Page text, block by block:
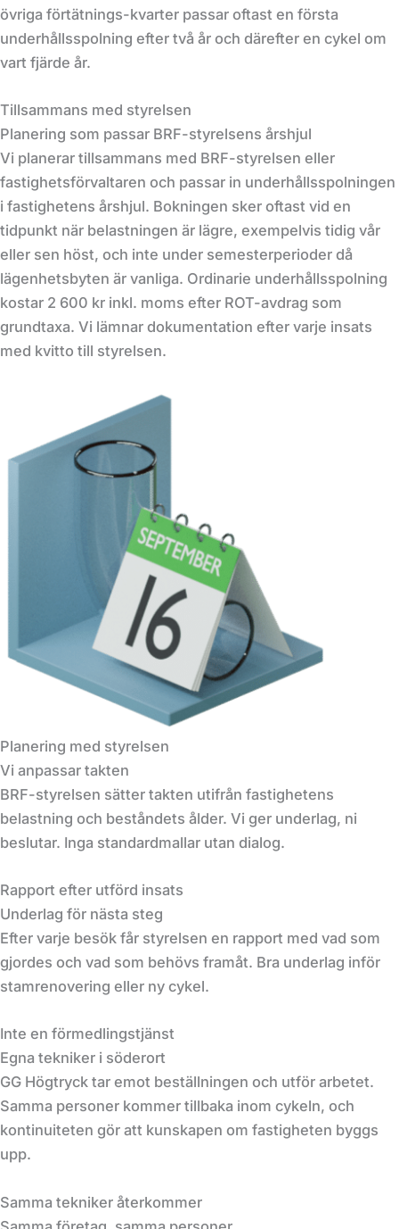
övriga förtätnings-kvarter passar oftast en första
underhållsspolning efter två år och därefter en cykel om
vart fjärde år.
Tillsammans med styrelsen
Planering som passar BRF-styrelsens årshjul
Vi planerar tillsammans med BRF-styrelsen eller
fastighetsförvaltaren och passar in underhållsspolningen
i fastighetens årshjul. Bokningen sker oftast vid en
tidpunkt när belastningen är lägre, exempelvis tidig vår
eller sen höst, och inte under semesterperioder då
lägenhetsbyten är vanliga. Ordinarie underhållsspolning
kostar 2 600 kr inkl. moms efter ROT-avdrag som
grundtaxa. Vi lämnar dokumentation efter varje insats
med kvitto till styrelsen.
Planering med styrelsen
Vi anpassar takten
BRF-styrelsen sätter takten utifrån fastighetens
belastning och beståndets ålder. Vi ger underlag, ni
beslutar. Inga standardmallar utan dialog.
Rapport efter utförd insats
Underlag för nästa steg
Efter varje besök får styrelsen en rapport med vad som
gjordes och vad som behövs framåt. Bra underlag inför
stamrenovering eller ny cykel.
Inte en förmedlingstjänst
Egna tekniker i söderort
GG Högtryck tar emot beställningen och utför arbetet.
Samma personer kommer tillbaka inom cykeln, och
kontinuiteten gör att kunskapen om fastigheten byggs
upp.
Samma tekniker återkommer